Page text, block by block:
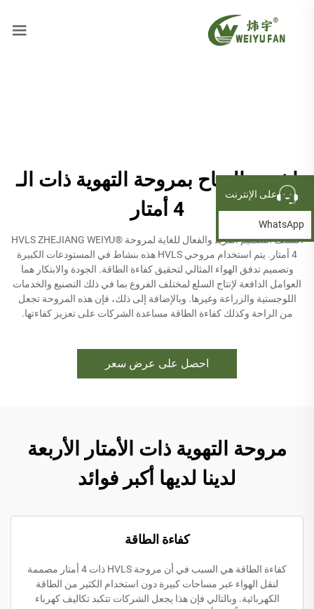
اشعر بالرياح بمروحة التهوية ذات الـ
4 أمتار
اكتشف التصميم الفريد والفعال للغاية لمروحة HVLS ZHEJIANG WEIYU®
4 أمتار. يتم استخدام مروحي HVLS هذه بنشاط في المستودعات الكبيرة
وتصميم تدفق الهواء المثالي لتحقيق كفاءة الطاقة. الجودة والابتكار هما
العوامل الدافعة لإنتاج السلع لمختلف الفروع بما في ذلك التصنيع والخدمات
اللوجستية والزراعة وغيرها. وبالإضافة إلى ذلك، فإن هذه المروحة تجعل
من الراحة وكذلك كفاءة الطاقة مساعدة الشركات على تعزيز كفاءتها.
احصل على عرض سعر
مروحة التهوية ذات الأمتار الأربعة
لدينا لديها أكبر فوائد
كفاءة الطاقة
كفاءة الطاقة هي السبب في أن مروحة HVLS ذات 4 أمتار مصممة
لنقل الهواء عبر مساحات كبيرة دون استخدام الكثير من الطاقة
الكهربائية. وبالتالي فإن هذا يجعل الشركات تتكبد تكاليف كهرباء
على الإنترنت
WhatsApp